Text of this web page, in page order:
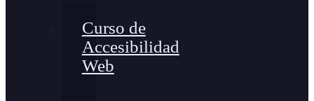
Curso de
Accesibilidad
Web